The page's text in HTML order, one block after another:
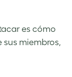
es cómo
miembros,